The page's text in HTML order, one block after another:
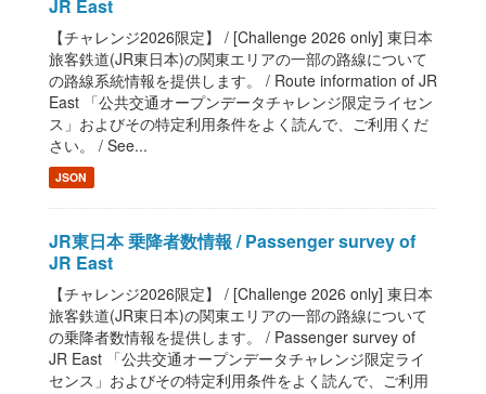
JR East
【チャレンジ2026限定】 / [Challenge 2026 only] 東日本
旅客鉄道(JR東日本)の関東エリアの一部の路線について
の路線系統情報を提供します。 / Route information of JR
East 「公共交通オープンデータチャレンジ限定ライセン
ス」およびその特定利用条件をよく読んで、ご利用くだ
さい。 / See...
JSON
JR東日本 乗降者数情報 / Passenger survey of
JR East
【チャレンジ2026限定】 / [Challenge 2026 only] 東日本
旅客鉄道(JR東日本)の関東エリアの一部の路線について
の乗降者数情報を提供します。 / Passenger survey of
JR East 「公共交通オープンデータチャレンジ限定ライ
センス」およびその特定利用条件をよく読んで、ご利用